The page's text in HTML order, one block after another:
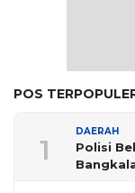
POS
1
DAERAH
Polisi